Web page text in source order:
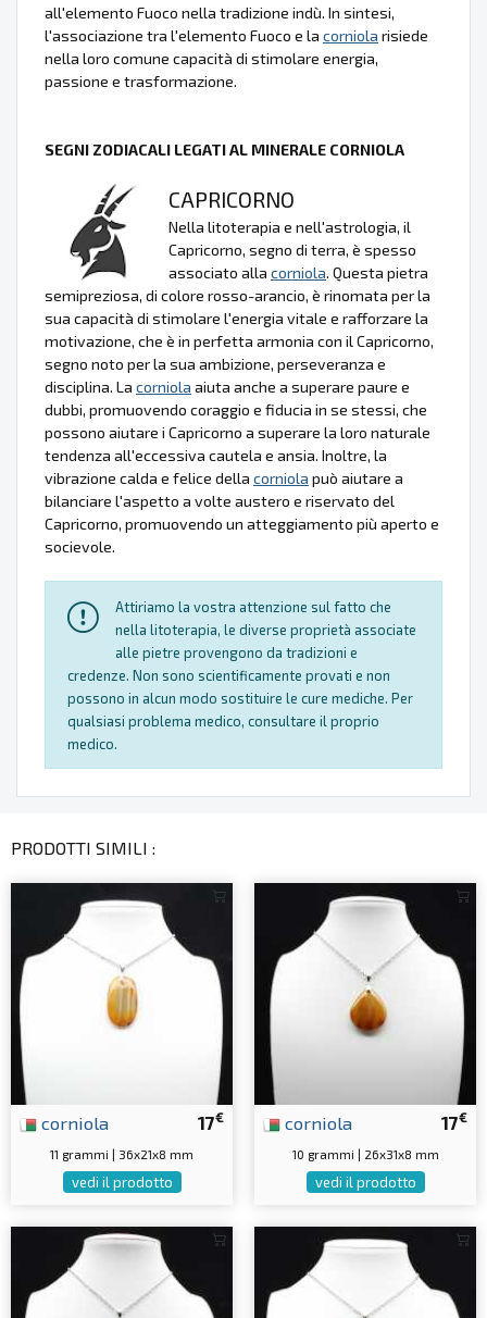
all'elemento Fuoco nella tradizione indù. In sintesi,
l'associazione tra l'elemento Fuoco e la corniola risiede
nella loro comune capacità di stimolare energia,
passione e trasformazione.
SEGNI ZODIACALI LEGATI AL MINERALE CORNIOLA
CAPRICORNO
Nella litoterapia e nell'astrologia, il
Capricorno, segno di terra, è spesso
associato alla corniola. Questa pietra
semipreziosa, di colore rosso-arancio, è rinomata per la
sua capacità di stimolare l'energia vitale e rafforzare la
motivazione, che è in perfetta armonia con il Capricorno,
segno noto per la sua ambizione, perseveranza e
disciplina. La corniola aiuta anche a superare paure e
dubbi, promuovendo coraggio e fiducia in se stessi, che
possono aiutare i Capricorno a superare la loro naturale
tendenza all'eccessiva cautela e ansia. Inoltre, la
vibrazione calda e felice della corniola può aiutare a
bilanciare l'aspetto a volte austero e riservato del
Capricorno, promuovendo un atteggiamento più aperto e
socievole.
Attiriamo la vostra attenzione sul fatto che
nella litoterapia, le diverse proprietà associate
alle pietre provengono da tradizioni e
credenze. Non sono scientificamente provati e non
possono in alcun modo sostituire le cure mediche. Per
qualsiasi problema medico, consultare il proprio
medico.
PRODOTTI SIMILI :
17€
corniola
11 grammi | 36x21x8 mm
vedi il prodotto
17€
corniola
10 grammi | 26x31x8 mm
vedi il prodotto